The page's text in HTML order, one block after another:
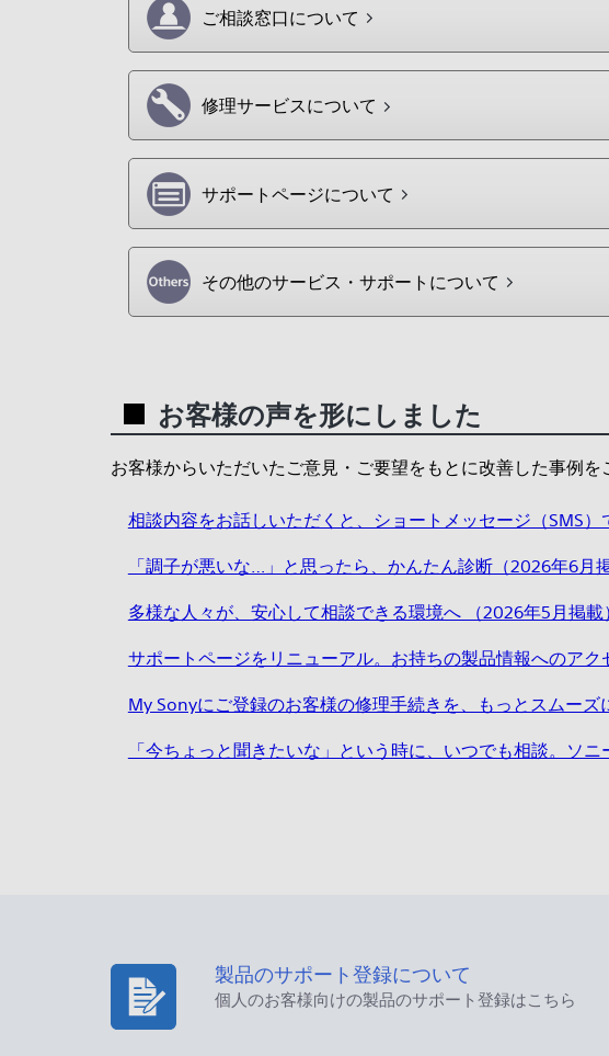
ご相談窓口について
修理サービスについて
サポートページについて
その他のサービス・サポートについて
お客様の声を形にしました
お客様からいただいたご意見・ご要望をもとに改善した事例を
相談内容をお話しいただくと、ショートメッセージ（SMS）
「調子が悪いな…」と思ったら、かんたん診断（2026年6月掲
多様な人々が、安心して相談できる環境へ （2026年5月掲載）
サポートページをリニューアル。お持ちの製品情報へのアク
My Sonyにご登録のお客様の修理手続きを、もっとスムーズ
「今ちょっと聞きたいな」という時に、いつでも相談。ソ
製品のサポート登録について
個人のお客様向けの製品のサポート登録はこちら